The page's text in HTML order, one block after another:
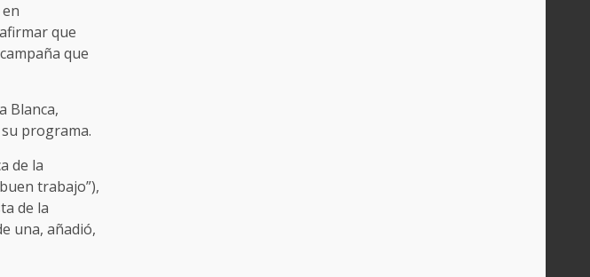
que
que
Blanca,
programa.
de la
trabajo”),
de la
una, añadió,